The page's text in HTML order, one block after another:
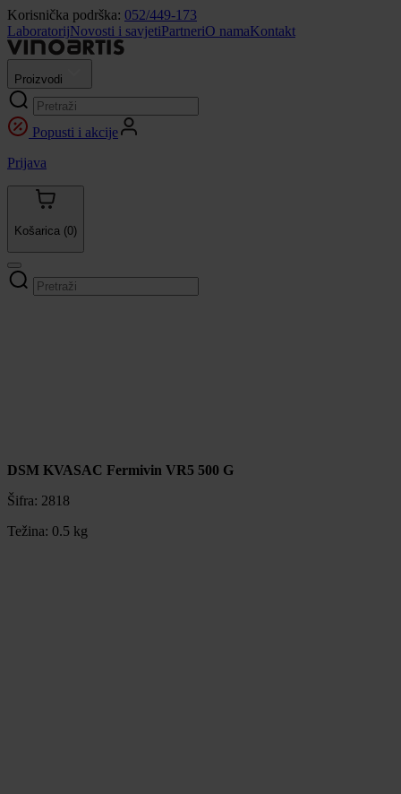
Korisnička podrška: 052/449-173
LaboratorijNovosti i savjetiPartneriO namaKontakt
Proizvodi
Popusti i akcije
Prijava
Košarica (0)
DSM KVASAC Fermivin VR5 500 G
Šifra: 2818
Težina: 0.5 kg